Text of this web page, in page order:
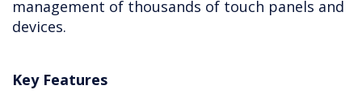
management of thousands of touch panels and
devices.
Key Features